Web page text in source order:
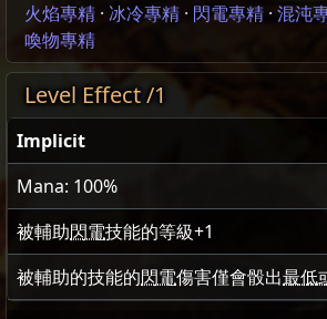
火焰專精 · 冰冷專精 · 閃電專精 ·混沌
喚物專精
Level Effect /1
Implicit
Mana: 100%
被輔助閃電技能的等級+1
被輔助的技能的閃電傷害僅會骰出最低